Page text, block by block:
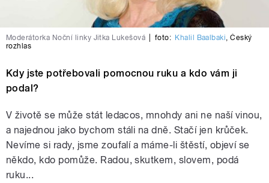
Moderátorka Noční linky Jitka Lukešová foto: Khalil Baalbaki,Český
rozhlas
Kdy jste potřebovali pomocnou ruku a kdo vám ji
podal?
V životě se může stát ledacos, mnohdy ani ne naší vinou,
a najednou jako bychom stáli na dně. Stačí jen krůček.
Nevíme si rady, jsme zoufalí a máme-li štěstí, objeví se
někdo, kdo pomůže. Radou, skutkem, slovem, podá
ruku...